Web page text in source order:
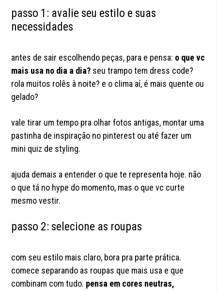
passo 1: avalie seu estilo e suas
necessidades
antes de sair escolhendo peças, para e pensa: o que vc
mais usa no dia a dia? seu trampo tem dress code?
rola muitos rolês à noite? e o clima aí, é mais quente ou
gelado?
vale tirar um tempo pra olhar fotos antigas, montar uma
pastinha de inspiração no pinterest ou até fazer um
mini quiz de styling.
ajuda demais a entender o que te representa hoje. não
o que tá no hype do momento, mas o que vc curte
mesmo vestir.
passo 2: selecione as roupas
com seu estilo mais claro, bora pra parte prática.
comece separando as roupas que mais usa e que
combinam com tudo. pensa em cores neutras,